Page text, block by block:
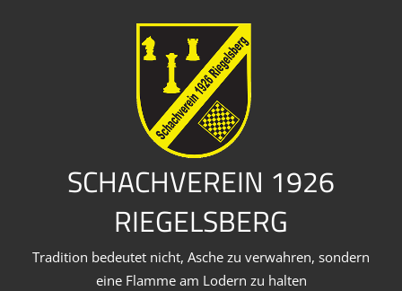
SCHACHVEREIN 1926
RIEGELSBERG
Tradition bedeutet nicht, Asche zu verwahren, sondern
eine Flamme am Lodern zu halten